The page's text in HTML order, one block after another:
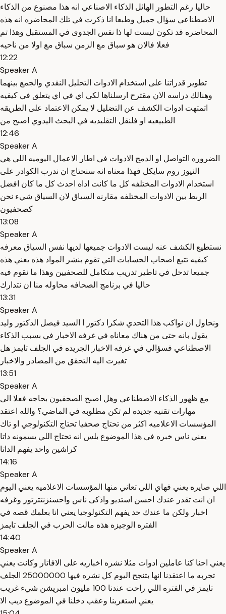
حاليا رغم التطور الهائل الذكاء الاصناعي انه هذا مصنوع من الذكاء
الاصطناعي سؤال جميل وطبعا انا ذكرت في تلك المحاضره انه هذه
المحاضره قد تكون ليست لها ذا نفس الجدوى في المستقبل وهذا تم
فعلا فالان هو سباق مع الزمن سباق مع اولا من ناحيه
12:22
Speaker A
تطوير قدراتنا على استخدام الادوات التحليل النقدي والجمع بينهما
وهنالك دراسه الان مقترح ارسلناها لكي اي في اي يتعلق في كيفيه
اتمتهت ادوات الكشف عن التضليل لا يمكن الاعتماد على الطريقه
الطبيعيه او فلنقل التقليديه في البحث اليدوي اصبح من
12:46
Speaker A
الضروره التواصل او الدمج الادوات في اطار الاعمال اليوميه اللي هي
النيوز روم سايكل فهذا معناه انه سنحتاج ان ندرب الكوادر على
استخدام الادوات المختلفه كل ما كانت اداه احدث كل ما كان افضل
الربط بين الادوات المختلفه مقارنه السياق لان السياق شيء نحن
كصحفيون
13:08
Speaker A
نستطيع الكشف عنه ليست الادوات جميعها لديها نفس السياق معرفه
كيفيه تتبع اصحاب الحسابات التي تقوم بنشر المواد هذه يعني هذه
جميعا تدخل في تاطير تدريب متكامل للصحفيين وهذا ما نقوم فيه
حاليا في برنامج الصحافه محاوله منا ان نتدارك
13:31
Speaker A
ونحاول ان نواكب هذا التحدي شكرا دكتور ا السيد فيصل الدكتور وليد
يقول بانه حتى من هناك معاناه في غرفه الاخبار في بسبب الذكاء
الاصطناعي فسؤالي في غرفه الاخبار الجريده في الجلف تايمز هل
تغيرت اليه التحقق من المصادر والاخبار
13:51
Speaker A
مع ظهور الذكاء الاصطناعي وهل اصبح الصحفيون بحاجه فعلا الى
مهارات تقنيه جديده لم تكن مطلوبه في الماضي؟ والله اعتقد
المؤسسات الاعلاميه اكثر من تحتاج صحفيا تحتاج التكنولوجي او تاك
يعني ناس خبره في هذا الموضوع بلس انه تحتاج اللي يسمونه داتا
كراشين واحد يفهم الداتا
14:16
Speaker A
اللي صايره يعني فهاي اللي تعاني منها المؤسسات الاعلاميه يعني اليوم
ان انت تقدر عندك احسن استديو واذكى ناس واحسنزنتترتور وغرفه
اخبار ولكن ما عندك حد يفهم التكنولوجيا يعني انا بعلمك قصه في
الفتره الوجيزه هذه مالت الحرب في الجلف تايمز
14:40
Speaker A
يعني احنا كنا عاملين ادوات مثلا نشره اخباريه على الافاتار وكانت يعني
تجربه ما اعتقدنا انها بتنجح اليوم كل نشره فيها 25000000 الجلف
تايمز في الفتره اللي راحت عندنا 100 مليون امبريشن شيء غريب
يعني استغربنا وعقب دخلنا في الموضوع ديب الا